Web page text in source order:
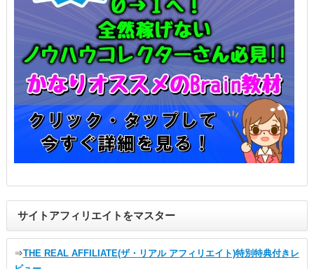
サイトアフィリエイトをマスター
⇒THE REAL AFFILIATE(ザ・リアル アフィリエイト)特別特典付きレ